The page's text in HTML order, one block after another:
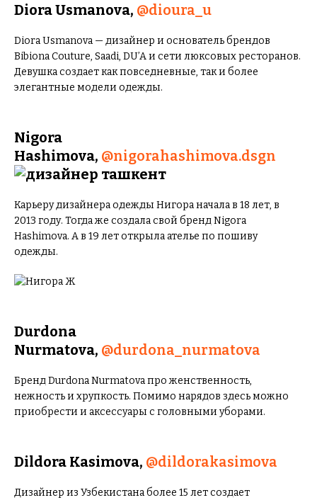
Diora Usmanova, @dioura_u
Diora Usmanova — дизайнер и основатель брендов
Bibiona Couture, Saadi, DU’A и сети люксовых ресторанов.
Девушка создает как повседневные, так и более
элегантные модели одежды.
Nigora
Hashimova, @nigorahashimova.dsgn
Карьеру дизайнера одежды Нигора начала в 18 лет, в
2013 году. Тогда же создала свой бренд Nigora
Hashimova. А в 19 лет открыла ателье по пошиву
одежды.
Durdona
Nurmatova, @durdona_nurmatova
Бренд Durdona Nurmatova про женственность,
нежность и хрупкость. Помимо нарядов здесь можно
приобрести и аксессуары с головными уборами.
Dildora Kasimova, @dildorakasimova
Дизайнер из Узбекистана более 15 лет создает